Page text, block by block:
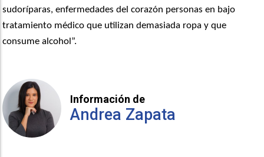
sudoríparas, enfermedades del corazón personas en bajo
tratamiento médico que utilizan demasiada ropa y que
consume alcohol”.
Información de
Andrea Zapata